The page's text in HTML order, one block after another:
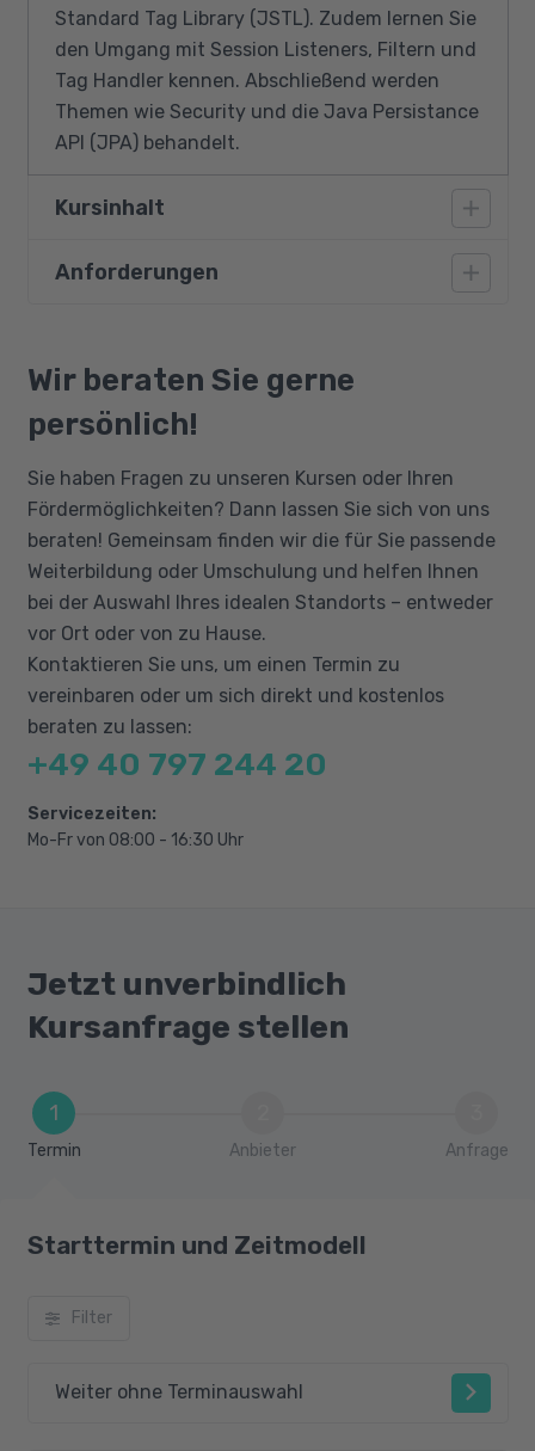
Standard Tag Library (JSTL). Zudem lernen Sie
den Umgang mit Session Listeners, Filtern und
Tag Handler kennen. Abschließend werden
Themen wie Security und die Java Persistance
API (JPA) behandelt.
Kursinhalt
Grundlagen zu Programmen und
Objektorientierung (OO):
Sprachelemente/Prinzipien/Techniken
Programmierung (OOP)
Softwareentwurf mit UML
Konzepte und Design relationaler
Datenbanken
DDL, DML, Transaktionen,
Abfrageoperationen
Java SE Grundlagen und objektorientierte
Programmierung
Dateien, Annotations, Multithreading,
Grafische Oberflächen mit AWT, Swing
Java Web: Tag Handler, JPA
Anforderungen
Deutschkenntnisse auf dem Niveau B2 sowie
gute Englischkenntnisse, da einige
verwendete Tools und Dokumentationen in
erfordert eine hohe IT-Affinität und erweiterte
PC-Kenntnisse sowie einen sicheren Umgang
mit Windows, mit der Ordnerstruktur auf dem
PC und der Arbeit mit Dateien.
Wir beraten Sie gerne
persönlich!
Sie haben Fragen zu unseren Kursen oder Ihren
Fördermöglichkeiten? Dann lassen Sie sich von uns
beraten! Gemeinsam finden wir die für Sie passende
Weiterbildung oder Umschulung und helfen Ihnen
bei der Auswahl Ihres idealen Standorts – entweder
vor Ort oder von zu Hause.
Kontaktieren Sie uns, um einen Termin zu
vereinbaren oder um sich direkt und kostenlos
beraten zu lassen:
+49 40 797 244 20
Servicezeiten:
Mo-Fr von 08:00 - 16:30 Uhr
Jetzt unverbindlich
Kursanfrage stellen
1
Termin Anbieter Anfrage
Starttermin und Zeitmodell
Filter
Weiter ohne Terminauswahl